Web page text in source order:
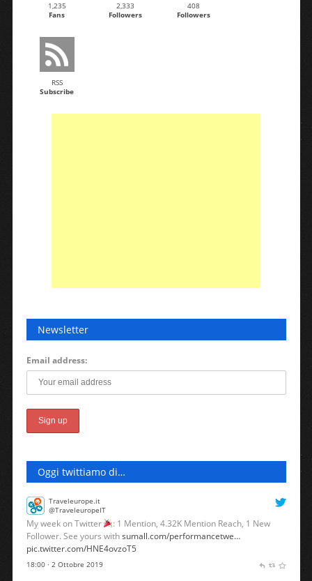
1,235
Fans
2,333
Followers
408
Followers
RSS
Subscribe
Newsletter
Email address:
Oggi twittiamo di…
Traveleurope.it
@TraveleuropeIT
My week on Twitter
: 1 Mention, 4.32K Mention Reach, 1 New
Follower. See yours withsumall.com/performancetwe…
pic.twitter.com/HNE4ovzoT5
18:00 · 2 Ottobre 2019